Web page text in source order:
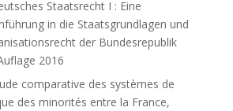
Staatsrecht I : Eine
in die Staatsgrundlagen und
der Bundesrepublik
2016
comparative des systèmes de
des minorités entre la France,